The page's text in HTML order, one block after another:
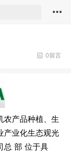
0留言
农产品种植、生
产业化生态观光
总 部 位于具